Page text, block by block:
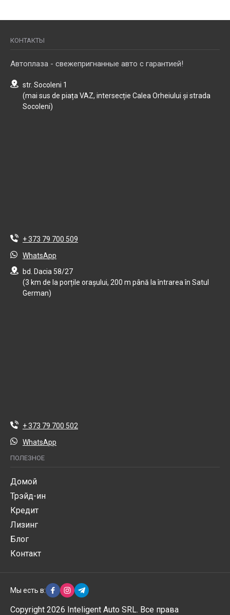
КОНТАКТЫ
Автоплаза - свежепригнанные авто с гарантией!
str. Socoleni 1
(mai sus de piața VAZ, intersecție Calea Orheiului și strada
Socoleni)
+ 373 79 700 509
WhatsApp
bd. Dacia 58/27
(3 km de la porțile orașului, 200 m până la întrarea în Satul
German)
+ 373 79 700 502
WhatsApp
ПОЛЕЗНОЕ
Домой
Трэйд-ин
Кредит
Лизинг
Блог
Контакт
Мы есть в:
Copyright 2026 Inteligent Auto SRL. Все права